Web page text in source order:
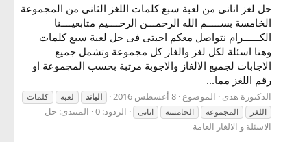
حل لغز انانى من لعبة سبع كلمات اللغز الثانى من المجموعة
الخامسة بســـــم الله الرحمـــن الرحــــيم متابعيــــنا
الكــــــرام نتواصل معكم احبتى فى حل لعبة سبع كلمات
وهنا اسئلة لكل لغز والغاز كل مجموعة وتشمل جميع
الاجابات لجميع الالغاز والاجوبة مرتبة بحسب المجموعة او
رقم اللغز مما...
الدكتورة هدى الموضوع 8 أغسطس 2016 الباند لعبة
كلمات
اللغز
المجموعة الخامسة انانى الردود: 0 المنتدى: حل
الاسئلة و الالغاز العامة